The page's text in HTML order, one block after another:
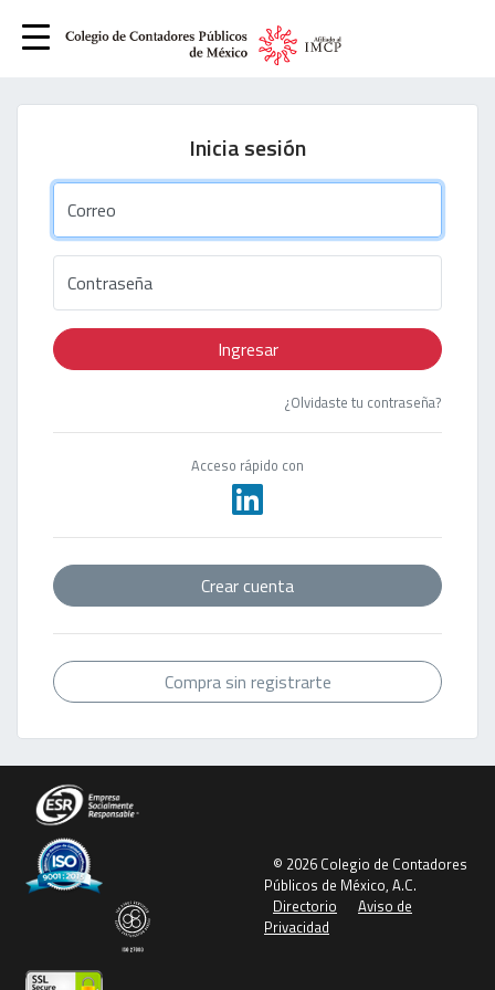
Inicia sesión
Correo
Contraseña
Ingresar
¿Olvidaste tu contraseña?
Acceso rápido con
Crear cuenta
Compra sin registrarte
© 2026 Colegio de Contadores
Públicos de México, A.C.
Directorio
Aviso de
Privacidad